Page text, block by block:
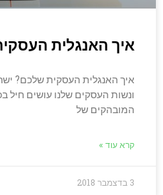
איך האנגלית
איך האנגלית העסקית שלכם?
ונשות העסקים שלנו עושים חיל
המובהקים של
קרא עוד »
3 בדצמבר 2018